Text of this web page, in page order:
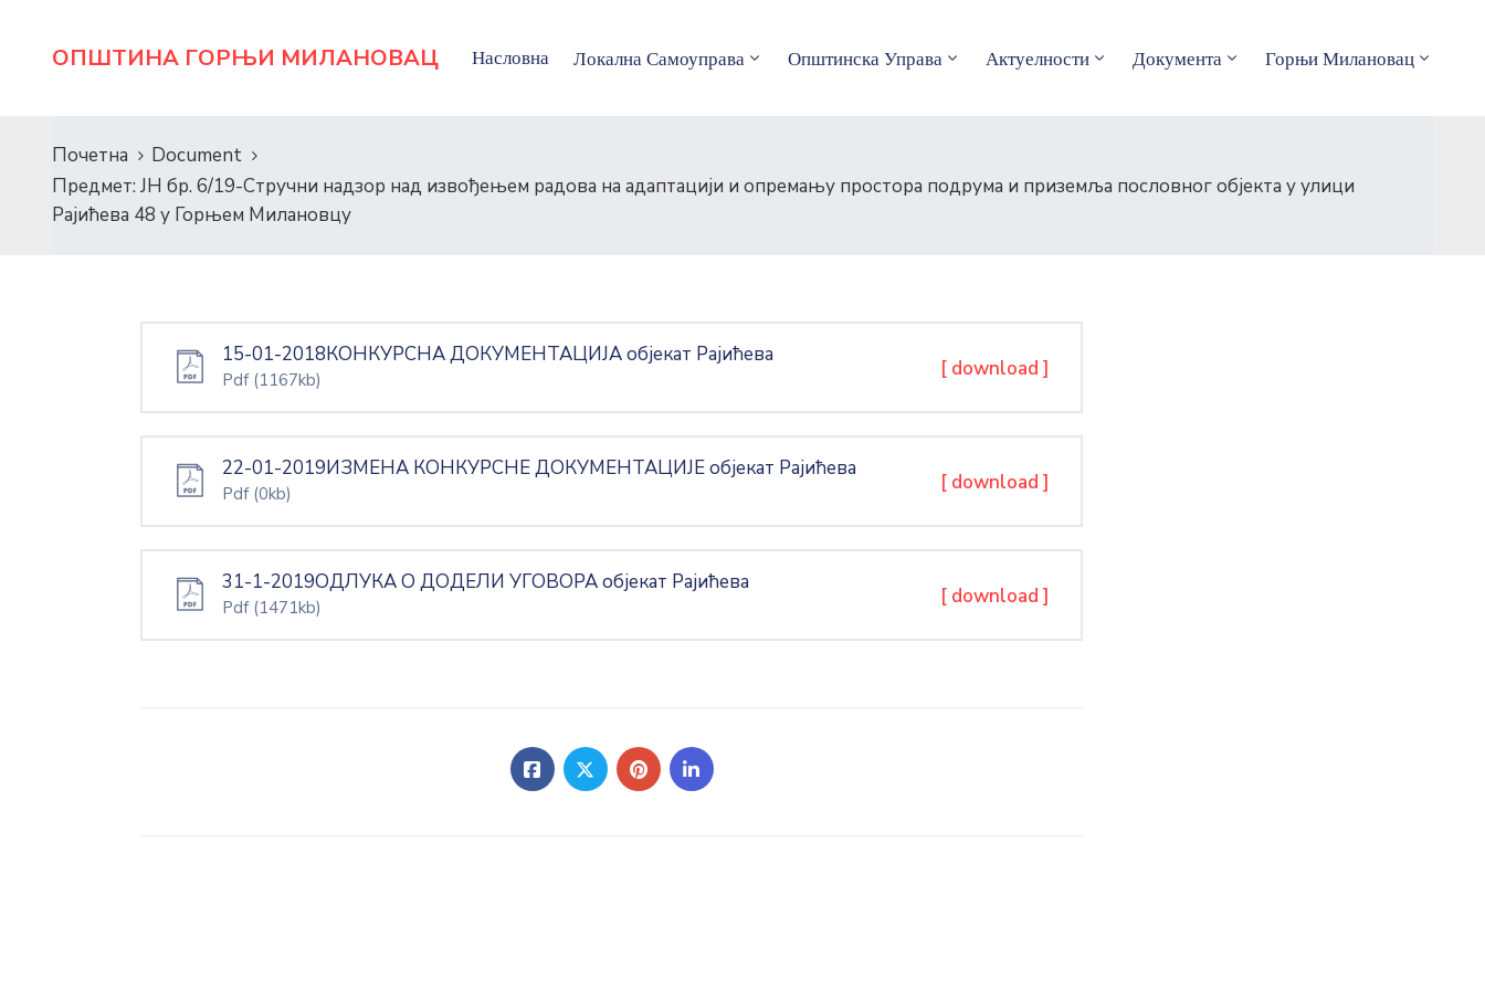
ОПШТИНА ГОРЊИ МИЛАНОВАЦ Насловна Локална Самоуправа Општинска Управа Актуелности Документа Горњи Милановац
Почетна
Document
Предмет: ЈН бр. 6/19-Стручни надзор над извођењем радова на адаптацији и опремању простора подрума и приземља пословног објекта у улици
Рајићева 48 у Горњем Милановцу
15-01-2018КОНКУРСНА ДОКУМЕНТАЦИЈА објекат Рајићева
Pdf (1167kb) [ download ]
22-01-2019ИЗМЕНА КОНКУРСНЕ ДОКУМЕНТАЦИЈЕ објекат Рајићева
Pdf (0kb) [ download ]
31-1-2019ОДЛУКА О ДОДЕЛИ УГОВОРА објекат Рајићева
Pdf (1471kb) [ download ]